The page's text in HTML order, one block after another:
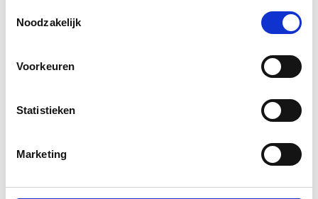
communicatie aan jouw interesses aan. We slaan je
Noodzakelijk
Voorkeuren
Statistieken
Marketing
Inbouwbreedte wand
Materiaal profiel
Montageinstructie 3 MB